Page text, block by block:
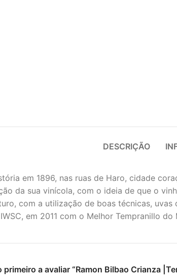
DESCRIÇÃO
em 1896, nas ruas de Haro, cidade
da sua vinícola, com o ideia de que o
com a utilização de boas técnicas,
em 2011 com o Melhor Tempranillo
primeiro a avaliar “Ramon Bilbao Crianza